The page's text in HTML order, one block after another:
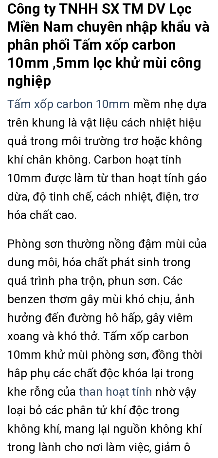
Công ty TNHH SX TM DV Lọc
Miền Nam chuyên nhập khẩu và
phân phối Tấm xốp carbon
10mm ,5mm lọc khử mùi công
nghiệp
Tấm xốp carbon 10mm mềm nhẹ dựa
trên khung là vật liệu cách nhiệt hiệu
quả trong môi trường trơ hoặc không
khí chân không. Carbon hoạt tính
10mm được làm từ than hoạt tính gáo
dừa, độ tinh chế, cách nhiệt, điện, trơ
hóa chất cao.
Phòng sơn thường nồng đậm mùi của
dung môi, hóa chất phát sinh trong
quá trình pha trộn, phun sơn. Các
benzen thơm gây mùi khó chịu, ảnh
hưởng đến đường hô hấp, gây viêm
xoang và khó thở. Tấm xốp carbon
10mm khử mùi phòng sơn, đồng thời
hâp phụ các chất độc khóa lại trong
khe rỗng của than hoạt tính nhờ vậy
loại bỏ các phân tử khí độc trong
không khí, mang lại nguồn không khí
trong lành cho nơi làm việc, giảm ô